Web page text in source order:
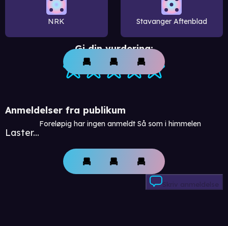
NRK Stavanger Aftenblad
Gi din vurdering:
Anmeldelser fra publikum
Laster...
Foreløpig har ingen anmeldt Så som i himmelen
Skriv anmeldelse